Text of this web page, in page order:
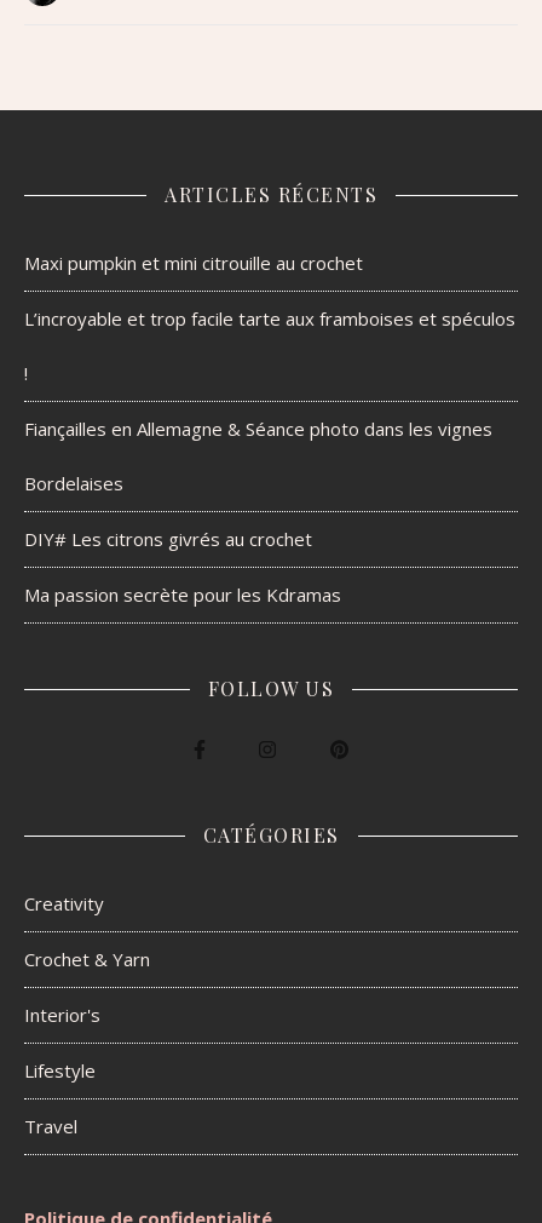
ARTICLES RÉCENTS
Maxi pumpkin et mini citrouille au crochet
L’incroyable et trop facile tarte aux framboises et spéculos
!
Fiançailles en Allemagne & Séance photo dans les vignes
Bordelaises
DIY# Les citrons givrés au crochet
Ma passion secrète pour les Kdramas
FOLLOW US
CATÉGORIES
Creativity
Crochet & Yarn
Interior's
Lifestyle
Travel
Politique de confidentialité